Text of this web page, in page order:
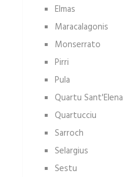
Elmas
Maracalagonis
Monserrato
Pirri
Pula
Quartu Sant'Elena
Quartucciu
Sarroch
Selargius
Sestu